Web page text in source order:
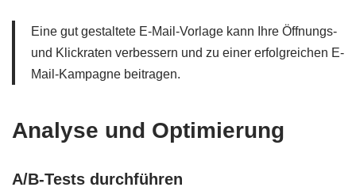
Eine gut gestaltete E-Mail-Vorlage kann Ihre Öffnungs-
und Klickraten verbessern und zu einer erfolgreichen E-
Mail-Kampagne beitragen.
Analyse und Optimierung
A/B-Tests durchführen